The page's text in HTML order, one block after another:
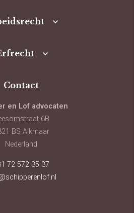
Contact
en Lof advocaten
6B
BS Alkmaar
Nederland
72 572 35 37